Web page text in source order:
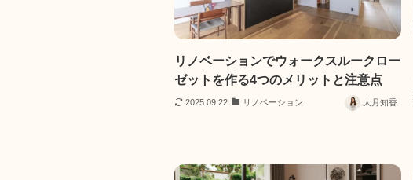
リノベーションでウォークスルークロー
ゼットを作る4つのメリットと注意点
2025.09.22 リノベーション 大月知香